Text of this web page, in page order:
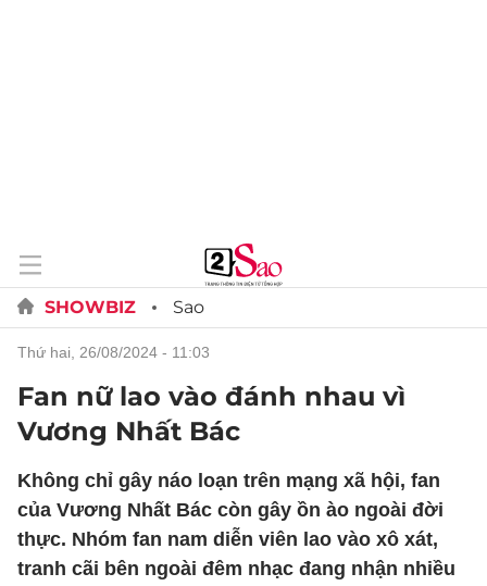
SHOWBIZ Sao
thứ hai, 26/08/2024 - 11:03
Fan nữ lao vào đánh nhau vì
Vương Nhất Bác
Không chỉ gây náo loạn trên mạng xã hội, fan
của Vương Nhất Bác còn gây ồn ào ngoài đời
thực. Nhóm fan nam diễn viên lao vào xô xát,
tranh cãi bên ngoài đêm nhạc đang nhận nhiều